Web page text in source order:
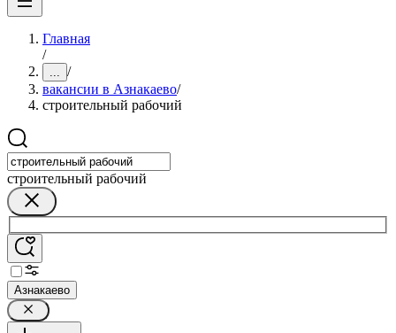
Главная
/
... /
вакансии в Азнакаево/
строительный рабочий
строительный рабочий
Азнакаево